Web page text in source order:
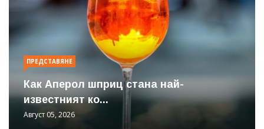
ПРЕДСТАВЯНЕ
Как Аперол шприц стана най-
известният ко...
Август 05, 2026